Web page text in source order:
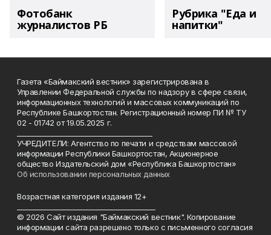
Фотобанк
журналистов РБ
Рубрика "Еда и
напитки"
Газета «Баймакский вестник» зарегистрирована в
Управлении Федеральной службы по надзору в сфере связи,
информационных технологий и массовых коммуникаций по
Республике Башкортостан. Регистрационный номер ПИ № ТУ
02 - 01742 от 19.05.2025 г.
УЧРЕДИТЕЛИ: Агентство по печати и средствам массовой
информации Республики Башкортостан, Акционерное
общество Издательский дом «Республика Башкортостан»
Об использовании персональных данных
Возрастная категория издания 12+
© 2026 Сайт издания "Баймакский вестник". Копирование
информации сайта разрешено только с письменного согласия